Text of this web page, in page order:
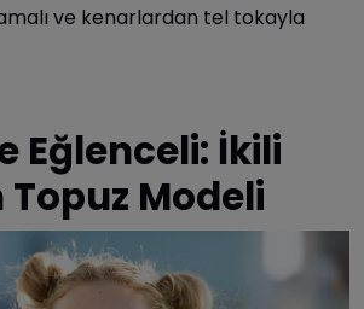
ve kenarlardan tel tokayla
Eğlenceli: İkili
Topuz Modeli